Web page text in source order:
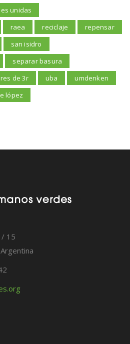
unidas
raea reciclaje
repensar
san isidro
separar basura
de 3r uba
umdenken
lópez
/ 15